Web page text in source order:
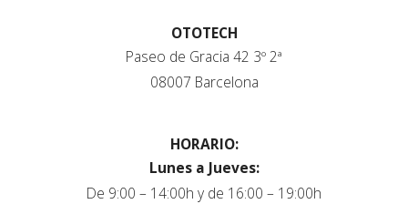
OTOTECH
Paseo de Gracia 42 3º 2ª
08007 Barcelona
HORARIO:
Lunes a Jueves:
De 9:00 – 14:00h y de 16:00 – 19:00h